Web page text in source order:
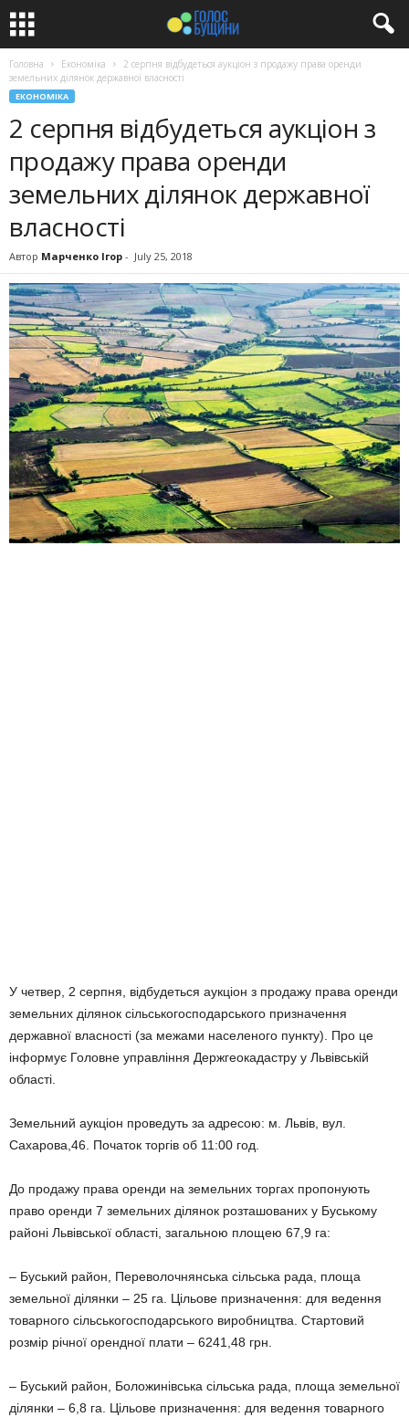
Головна Економіка
2 серпня відбудеться аукціон з продажу права оренди
земельних ділянок державної власності
ЕКОНОМІКА
2 серпня відбудеться аукціон з
продажу права оренди
земельних ділянок державної
власності
Автор Марченко Ігор - July 25, 2018
У четвер, 2 серпня, відбудеться аукціон з продажу права оренди
земельних ділянок сільськогосподарського призначення
державної власності (за межами населеного пункту). Про це
інформує Головне управління Держгеокадастру у Львівській
області.
Земельний аукціон проведуть за адресою: м. Львів, вул.
Сахарова,46. Початок торгів об 11:00 год.
До продажу права оренди на земельних торгах пропонують
право оренди 7 земельних ділянок розташованих у Буському
районі Львівської області, загальною площею 67,9 га:
– Буський район, Переволочнянська сільська рада, площа
земельної ділянки – 25 га. Цільове призначення: для ведення
товарного сільськогосподарського виробництва. Стартовий
розмір річної орендної плати – 6241,48 грн.
– Буський район, Боложинівська сільська рада, площа земельної
ділянки – 6,8 га. Цільове призначення: для ведення товарного